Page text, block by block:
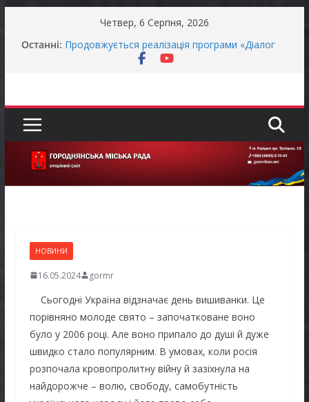
Четвер, 6 Серпня, 2026
Останні: Продовжується реалізація програми «Діалог
влади та бізнесу»
присудження Премії Кабінету Міністрів України
за вагомий внесок у забезпечення
енергетичної стійкості України
До уваги представників бізнесу!
НОВИНИ
16.05.2024 gormr
Сьогодні Україна відзначає день вишиванки. Це
порівняно молоде свято – започатковане воно
було у 2006 році. Але воно припало до душі й дуже
швидко стало популярним. В умовах, коли росія
розпочала кровопролитну війну й зазіхнула на
найдорожче – волю, свободу, самобутність